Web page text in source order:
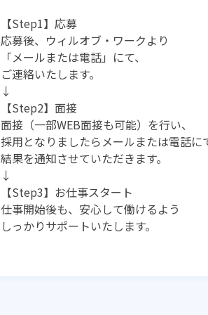
【Step1】応募
応募後、ウィルオブ・ワークより
「メールまたは電話」にて、
ご連絡いたします。
↓
【Step2】面接
面接（一部WEB面接も可能）を行い、
採用となりましたらメールまたは電話に
結果を通知させていただきます。
↓
【Step3】お仕事スタート
仕事開始後も、安心して働けるよう
しっかりサポートいたします。